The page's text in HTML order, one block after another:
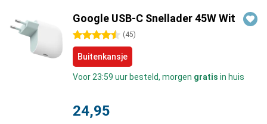
Google USB-C Snellader 45W Wit
4.5 sterren (45)
Buitenkansje
Voor 23:59 uur besteld, morgen gratis in huis
24,95